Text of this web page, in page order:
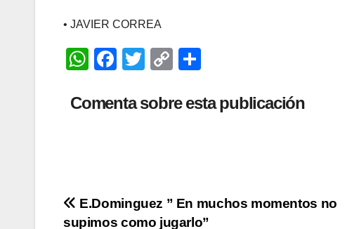
• JAVIER CORREA
W
at
p
F
c
o
k
T
tt
C
p
k
m
Comenta sobre esta publicación
Navegación
E.Dominguez ” En muchos momentos no
supimos como jugarlo”